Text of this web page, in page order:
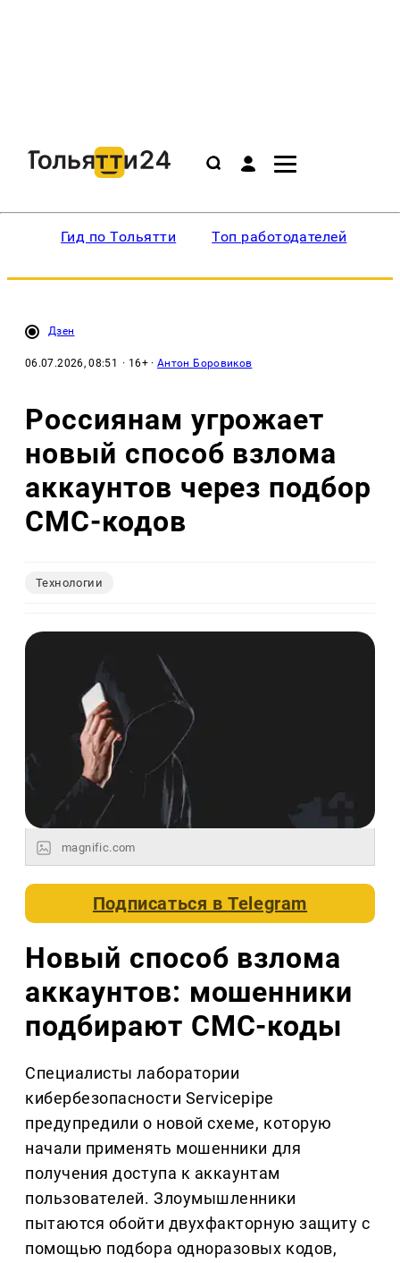
Гид по Тольятти Топ работодателей
Дзен
06.07.2026, 08:51 · 16+ ·Антон Боровиков
Россиянам угрожает
новый способ взлома
аккаунтов через подбор
СМС-кодов
Технологии
magnific.com
Подписаться вTelegram
Новый способ взлома
аккаунтов: мошенники
подбирают СМС-коды
Специалисты лаборатории
кибербезопасности Servicepipe
предупредили о новой схеме, которую
начали применять мошенники для
получения доступа к аккаунтам
пользователей. Злоумышленники
пытаются обойти двухфакторную защиту с
помощью подбора одноразовых кодов,